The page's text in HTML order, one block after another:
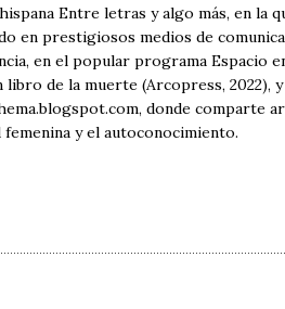
Entre letras y algo más, en la
en prestigiosos medios de
en el popular programa Espacio
de la muerte (Arcopress, 2022),
donde comparte
y el autoconocimiento.